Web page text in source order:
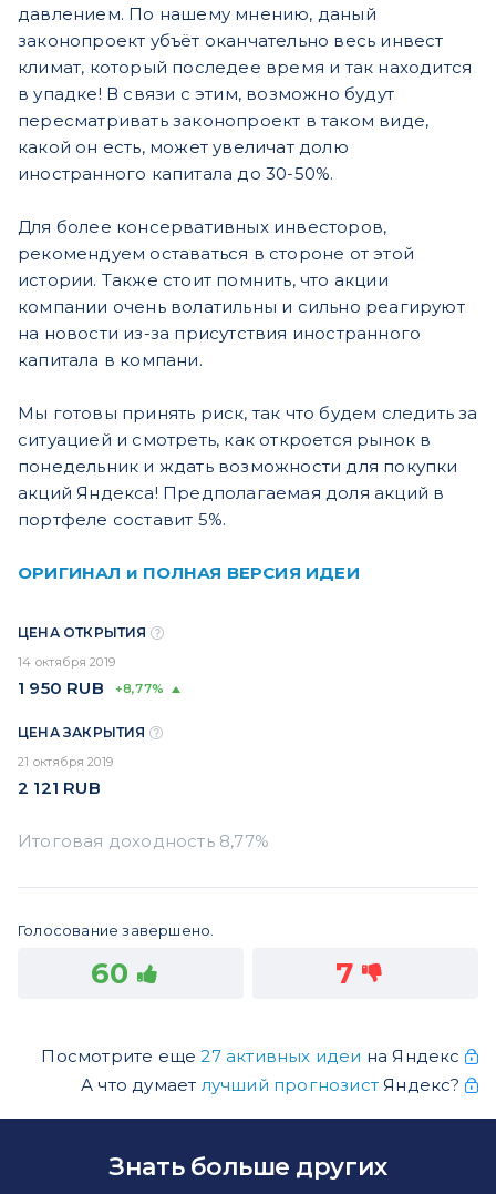
давлением. По нашему мнению, даный
законопроект убъёт оканчательно весь инвест
климат, который последее время и так находится
в упадке! В связи с этим, возможно будут
пересматривать законопроект в таком виде,
какой он есть, может увеличат долю
иностранного капитала до 30-50%.
Для более консервативных инвесторов,
рекомендуем оставаться в стороне от этой
истории. Также стоит помнить, что акции
компании очень волатильны и сильно реагируют
на новости из-за присутствия иностранного
капитала в компани.
Мы готовы принять риск, так что будем следить за
ситуацией и смотреть, как откроется рынок в
понедельник и ждать возможности для покупки
акций Яндекса! Предполагаемая доля акций в
портфеле составит 5%.
ОРИГИНАЛ и ПОЛНАЯ ВЕРСИЯ ИДЕИ
ЦЕНА ОТКРЫТИЯ
14 октября 2019
1 950 RUB +8,77%
ЦЕНА ЗАКРЫТИЯ
21 октября 2019
2 121 RUB
Голосование завершено.
60 7
Посмотрите еще27 активных идеи на Яндекс
А что думает лучший прогнозистЯндекс?
Знать больше других